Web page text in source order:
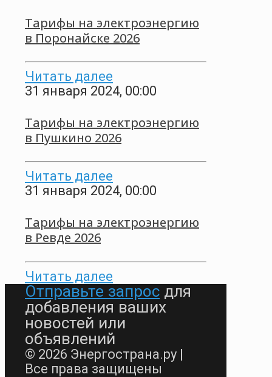
Тарифы на электроэнергию
в Поронайске 2026
Читать далее
31 января 2024, 00:00
Тарифы на электроэнергию
в Пушкино 2026
Читать далее
31 января 2024, 00:00
Тарифы на электроэнергию
в Ревде 2026
Читать далее
Отправьте запрос для
добавления ваших
новостей или
объявлений
© 2026 Энергострана.ру |
Все права защищены